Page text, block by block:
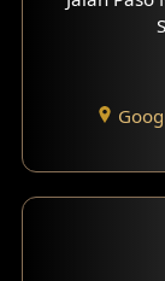
Desain
Desain